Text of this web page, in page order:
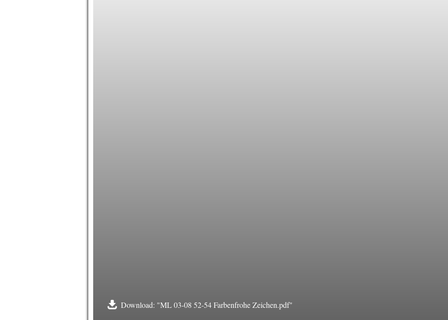
Download: "ML 03-08 52-54 Farbenfrohe Zeichen.pdf"